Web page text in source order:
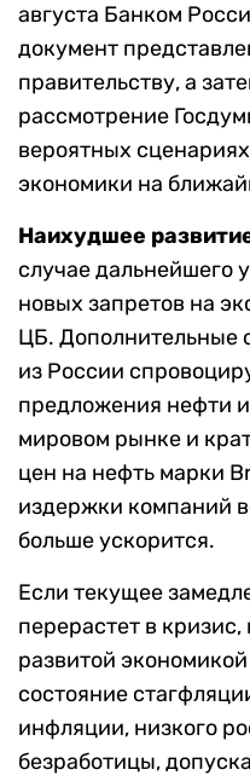
августа Банком
документ
правительству, а
рассмотрение
вероятных
экономики на
Наихудшее
случае дальнейшего
новых запретов на
ЦБ. Дополнительные
из России
предложения нефти
мировом рынке и
цен на нефть марки
издержки компаний
больше ускорится.
Если текущее
перерастет в
развитой
состояние
инфляции, низкого
безработицы,